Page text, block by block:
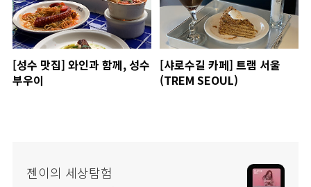
[성수 맛집] 와인과 함께, 성수
부우이
[샤로수길 카페] 트램 서울
(TREM SEOUL)
젠이의 세상탐험